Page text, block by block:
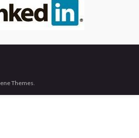
Themes.